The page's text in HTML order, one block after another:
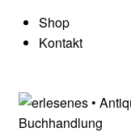
Shop
Kontakt